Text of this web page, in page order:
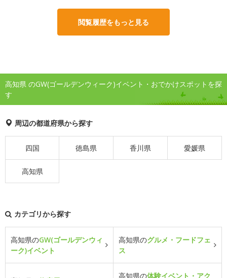
閲覧履歴をもっと見る
高知県 のGW(ゴールデンウィーク)イベント・おでかけスポットを探
す
周辺の都道府県から探す
四国 徳島県 香川県 愛媛県
高知県
カテゴリから探す
高知県のGW(ゴールデンウィ
ーク)イベント
高知県のグルメ・フードフェ
ス
高知県の体験イベント・アク